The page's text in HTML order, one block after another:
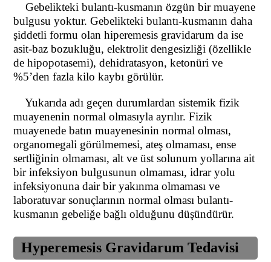
Gebelikteki bulantı-kusmanın özgün bir muayene
bulgusu yoktur. Gebelikteki bulantı-kusmanın daha
şiddetli formu olan hiperemesis gravidarum da ise
asit-baz bozukluğu, elektrolit dengesizliği (özellikle
de hipopotasemi), dehidratasyon, ketonüri ve
%5’den fazla kilo kaybı görülür.
Yukarıda adı geçen durumlardan sistemik fizik
muayenenin normal olmasıyla ayrılır. Fizik
muayenede batın muayenesinin normal olması,
organomegali görülmemesi, ateş olmaması, ense
sertliğinin olmaması, alt ve üst solunum yollarına ait
bir infeksiyon bulgusunun olmaması, idrar yolu
infeksiyonuna dair bir yakınma olmaması ve
laboratuvar sonuçlarının normal olması bulantı-
kusmanın gebeliğe bağlı olduğunu düşündürür.
Hyperemesis GravidarumTedavisi